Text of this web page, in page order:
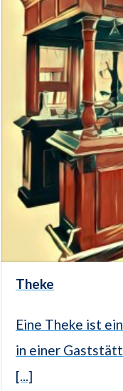
Theke
Eine Theke ist
in einer
[...]